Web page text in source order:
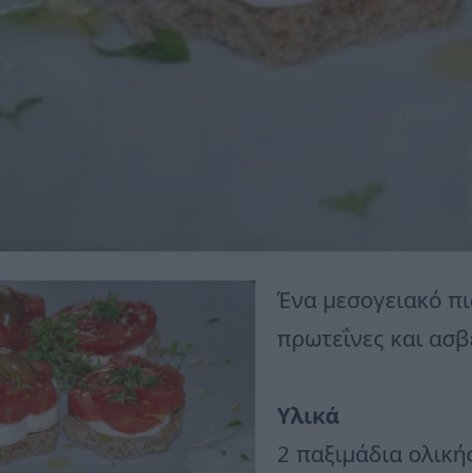
Ένα μεσογειακό
πρωτεΐνες και
Υλικά
2 παξιμάδια